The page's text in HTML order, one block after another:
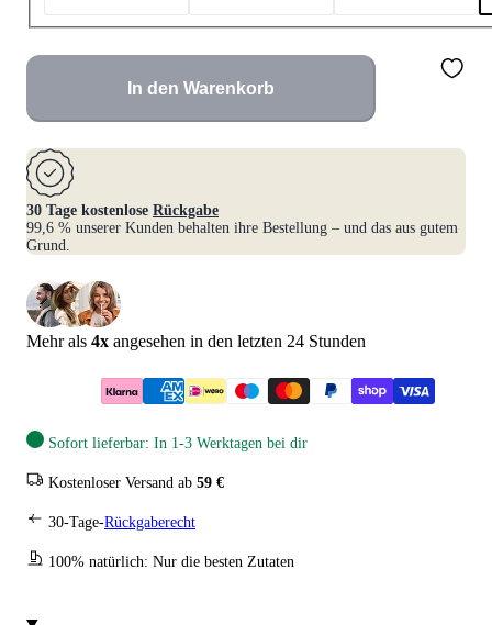
In den Warenkorb
30 Tage kostenlose Rückgabe
99,6 % unserer Kunden behalten ihre Bestellung – und das aus gutem
Grund.
Mehr als 4x angesehen in den letzten 24 Stunden
Sofort lieferbar: In 1-3 Werktagen bei dir
Kostenloser Versand ab 59 €
30-Tage-Rückgaberecht
100% natürlich: Nur die besten Zutaten